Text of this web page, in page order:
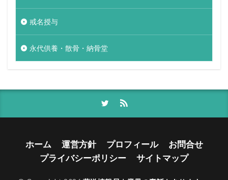
戒名授与
永代供養・散骨・納骨堂
ホーム 運営方針 プロフィール
お問合せ
プライバシーポリシー
サイトマップ